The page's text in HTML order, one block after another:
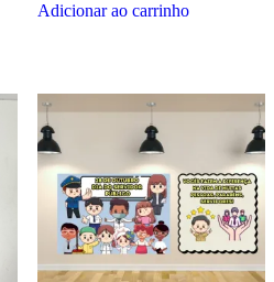
Adicionar ao carrinho